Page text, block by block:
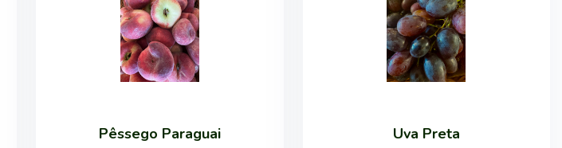
Pêssego Paraguai
Uva Preta